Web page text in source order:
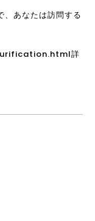
、あなたは訪問する
詳